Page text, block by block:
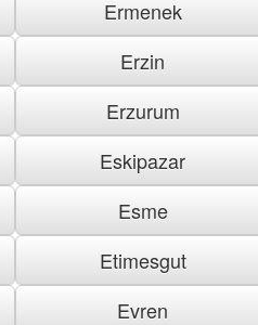
Ermenek
Erzin
Erzurum
Eskipazar
Esme
Etimesgut
Evren